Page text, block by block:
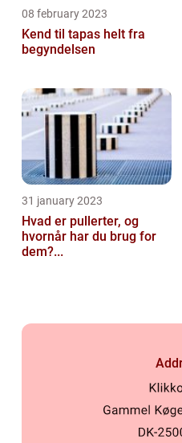
08 february 2023
Kend til tapas helt fra
begyndelsen
31 january 2023
Hvad er pullerter, og
hvornår har du brug for
dem?...